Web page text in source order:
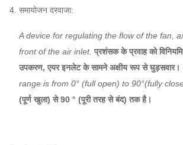
4. समायोजन दरवाजा:
A device for regulating the flow of the fan,
front of the air inlet. प्रशंसक के प्रवाह को
उपकरण, एयर इनलेट के सामने अक्षीय रूप से घुड़सवार।
range is from 0° (full open) to 90°(fully
(पूर्ण खुला) से 90 ° (पूरी तरह से बंद) तक है।